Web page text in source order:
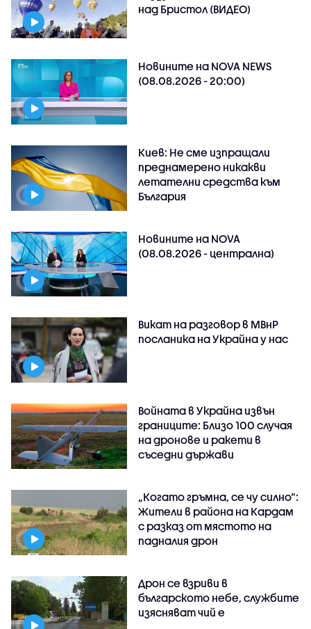
над Бристол (ВИДЕО)
Новините на NOVA NEWS
(08.08.2026 - 20:00)
Киев: Не сме изпращали
преднамерено никакви
летателни средства към
България
Новините на NOVA
(08.08.2026 - централна)
Викат на разговор в МВнР
посланика на Украйна у нас
Войната в Украйна извън
границите: Близо 100 случая
на дронове и ракети в
съседни държави
„Когато гръмна, се чу силно“:
Жители в района на Кардам
с разказ от мястото на
падналия дрон
Дрон се взриви в
българското небе, службите
изясняват чий е